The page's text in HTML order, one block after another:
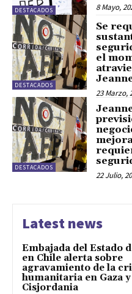
DESTACADOS 8 Mayo,
DESTACADOS
Se
el
23 Marzo,
DESTACADOS
22 Julio,
Latest news
Embajada del Estado
en Chile alerta sobre
agravamiento de la
humanitaria en Gaza y
Cisjordania